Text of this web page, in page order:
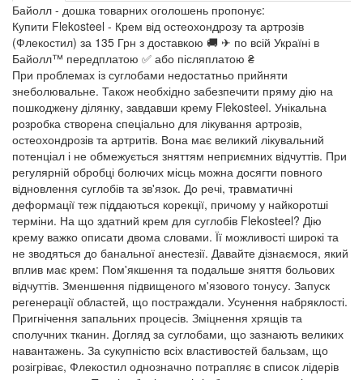
Байолл - дошка товарних оголошень пропонує:
Купити Flekosteel - Крем від остеохондрозу та артрозів
(Флекостил) за 135 Грн з доставкою 🚚 ✈ по всій Україні в
Байолл™ передплатою ✅ або післяплатою ₴
При проблемах із суглобами недостатньо прийняти
знеболювальне. Також необхідно забезпечити пряму дію на
пошкоджену ділянку, завдавши крему Flekosteel. Унікальна
розробка створена спеціально для лікування артрозів,
остеохондрозів та артритів. Вона має великий лікувальний
потенціал і не обмежується зняттям неприємних відчуттів. При
регулярній обробці болючих місць можна досягти повного
відновлення суглобів та зв'язок. До речі, травматичні
деформації теж піддаються корекції, причому у найкоротші
терміни. На що здатний крем для суглобів Flekosteel? Дію
крему важко описати двома словами. Її можливості широкі та
не зводяться до банальної анестезії. Давайте дізнаємося, який
вплив має крем: Пом'якшення та подальше зняття больових
відчуттів. Зменшення підвищеного м'язового тонусу. Запуск
регенерації областей, що постраждали. Усунення набряклості.
Пригнічення запальних процесів. Зміцнення хрящів та
сполучних тканин. Догляд за суглобами, що зазнають великих
навантажень. За сукупністю всіх властивостей бальзам, що
розігріває, Флекостил однозначно потрапляє в список лідерів